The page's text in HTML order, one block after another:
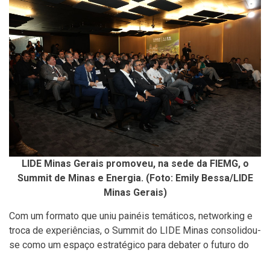
LIDE Minas Gerais promoveu, na sede da FIEMG, o
Summit de Minas e Energia. (Foto: Emily Bessa/LIDE
Minas Gerais)
Com um formato que uniu painéis temáticos, networking e
troca de experiências, o Summit do LIDE Minas consolidou-
se como um espaço estratégico para debater o futuro do